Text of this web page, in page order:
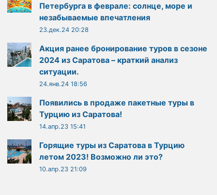
Петербурга в феврале: солнце, море и
незабываемые впечатления
23.дек.24 20:28
Акция ранее бронирование туров в сезоне
2024 из Саратова – краткий анализ
ситуации.
24.янв.24 18:56
Появились в продаже пакетные туры в
Турцию из Саратова!
14.апр.23 15:41
Горящие туры из Саратова в Турцию
летом 2023! Возможно ли это?
10.апр.23 21:09